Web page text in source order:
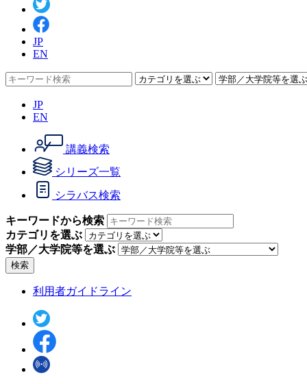
JP
EN
JP
EN
講義検索
シリーズ一覧
シラバス検索
キーワードから検索
カテゴリを選ぶ
学部／大学院等を選ぶ
検索
利用者ガイドライン